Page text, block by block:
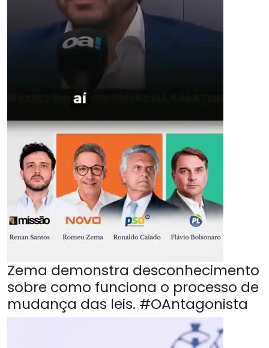
Zema demonstra desconhecimento
sobre como funciona o processo de
mudança das leis. #OAntagonista